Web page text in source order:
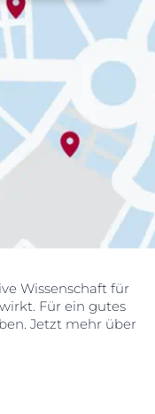
Wissenschaft für
Für ein gutes
Jetzt mehr über